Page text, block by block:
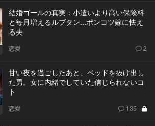
結婚ゴールの真実：小遣いより高い保険料
と毎月増えるルブタン...ポンコツ嫁に怯え
る夫
恋愛 2
甘い夜を過ごしたあと、ベッドを抜け出し
た男。女に内緒でしていた信じられないコ
ト
恋愛 135